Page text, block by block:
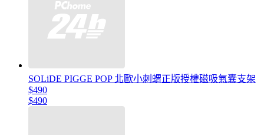
SOLiDE PIGGE POP 北歐小刺蝟正版授權磁吸氣囊支架
$490
$490